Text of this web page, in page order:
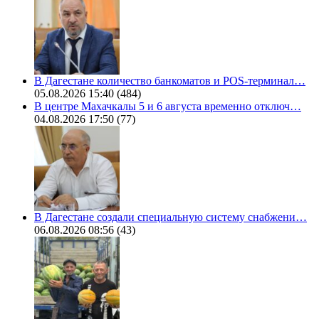
В Дагестане количество банкоматов и POS-терминал…
05.08.2026 15:40 (484)
В центре Махачкалы 5 и 6 августа временно отключ…
04.08.2026 17:50 (77)
В Дагестане создали специальную систему снабжени…
06.08.2026 08:56 (43)